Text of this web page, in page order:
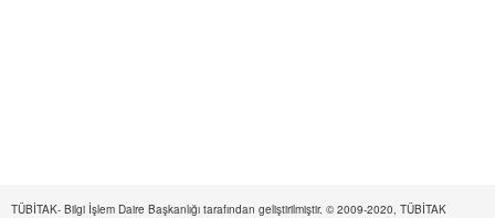
TÜBİTAK- Bilgi İşlem Daire Başkanlığı tarafından geliştirilmiştir. © 2009-2020, TÜBİTAK